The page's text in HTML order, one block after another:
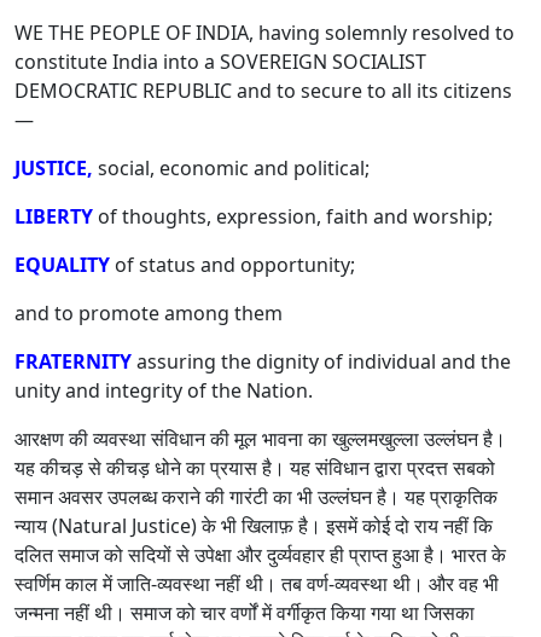
WE THE PEOPLE OF INDIA, having solemnly resolved to
constitute India into a SOVEREIGN SOCIALIST
DEMOCRATIC REPUBLIC and to secure to all its citizens
—
JUSTICE, social, economic and political;
LIBERTY of thoughts, expression, faith and worship;
EQUALITY of status and opportunity;
and to promote among them
FRATERNITYassuring the dignity of individual and the
unity and integrity of the Nation.
आरक्षण की व्यवस्था संविधान की मूल भावना का खुल्लमखुल्ला उल्लंघन है।
यह कीचड़ से कीचड़ धोने का प्रयास है। यह संविधान द्वारा प्रदत्त सबको
समान अवसर उपलब्ध कराने की गारंटी का भी उल्लंघन है। यह प्राकृतिक
न्याय (Natural Justice) के भी खिलाफ़ है। इसमें कोई दो राय नहीं कि
दलित समाज को सदियों से उपेक्षा और दुर्व्यवहार ही प्राप्त हुआ है। भारत के
स्वर्णिम काल में जाति-व्यवस्था नहीं थी। तब वर्ण-व्यवस्था थी। और वह भी
जन्मना नहीं थी। समाज को चार वर्णों में वर्गीकृत किया गया था जिसका